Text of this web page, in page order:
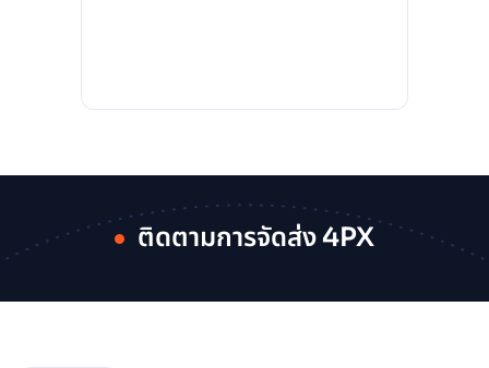
ติดตามการจัดส่ง 4PX